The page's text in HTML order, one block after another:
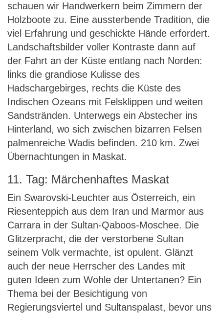
schauen wir Handwerkern beim Zimmern der
Holzboote zu. Eine aussterbende Tradition, die
viel Erfahrung und geschickte Hände erfordert.
Landschaftsbilder voller Kontraste dann auf
der Fahrt an der Küste entlang nach Norden:
links die grandiose Kulisse des
Hadschargebirges, rechts die Küste des
Indischen Ozeans mit Felsklippen und weiten
Sandstränden. Unterwegs ein Abstecher ins
Hinterland, wo sich zwischen bizarren Felsen
palmenreiche Wadis befinden. 210 km. Zwei
Übernachtungen in Maskat.
11. Tag: Märchenhaftes Maskat
Ein Swarovski-Leuchter aus Österreich, ein
Riesenteppich aus dem Iran und Marmor aus
Carrara in der Sultan-Qaboos-Moschee. Die
Glitzerpracht, die der verstorbene Sultan
seinem Volk vermachte, ist opulent. Glänzt
auch der neue Herrscher des Landes mit
guten Ideen zum Wohle der Untertanen? Ein
Thema bei der Besichtigung von
Regierungsviertel und Sultanspalast, bevor uns